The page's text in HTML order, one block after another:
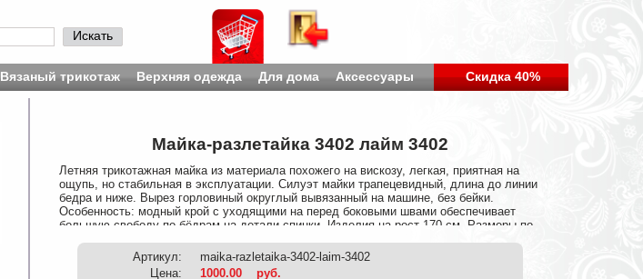
Искать
Вязаный трикотаж Верхняя одежда Для дома Аксессуары Скидка 40%
Майка-разлетайка 3402 лайм 3402
Летняя трикотажная майка из материала похожего на вискозу, легкая, приятная на
ощупь, но стабильная в эксплуатации. Силуэт майки трапецевидный, длина до линии
бедра и ниже. Вырез горловиный округлый вывязанный на машине, без бейки.
Особенность: модный крой с уходящими на перед боковыми швами обеспечивает
большую свободу по бёдрам на детали спинки. Изделия на рост 170 см. Размеры по
ощущениям как гладкая блестящая вискоза) Параметры модели: рост 172 см, 86-62-
92 (размер 42-44). На модели изделие 42го размера
Артикул:
maika-razletaika-3402-laim-3402
Цена:
1000.00
руб.